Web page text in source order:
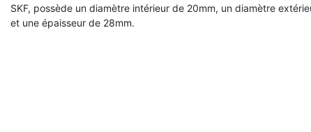
SKF, possède un diamètre intérieur de 20mm, un diamètre
et une épaisseur de 28mm.